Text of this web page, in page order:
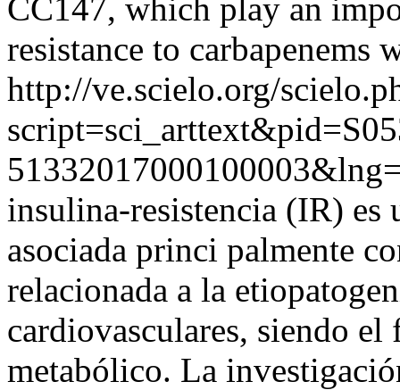
CC147, which play an
resistance to carbapenems
http://ve.scielo.org/
insulina-resistencia (IR) es
asociada princi palmente
relacionada a la
cardiovasculares, siendo
metabólico. La